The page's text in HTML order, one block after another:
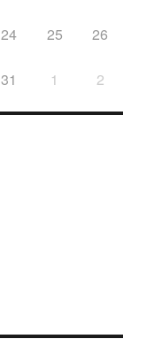
24 25 26
31 1 2